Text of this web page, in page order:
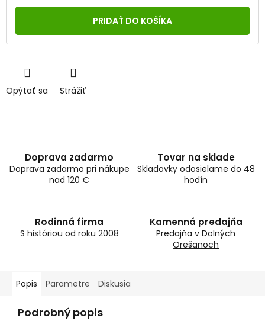
Jednotková
PRIDAŤ DO KOŠÍKA
Opýtať sa Strážiť
Doprava zadarmo
Doprava zadarmo pri nákupe
nad 120 €
Tovar na sklade
Skladovky odosielame do 48
hodín
Rodinná firma
S históriou od roku 2008
Kamenná predajňa
Predajňa v Dolných
Orešanoch
Popis Parametre Diskusia
Podrobný popis